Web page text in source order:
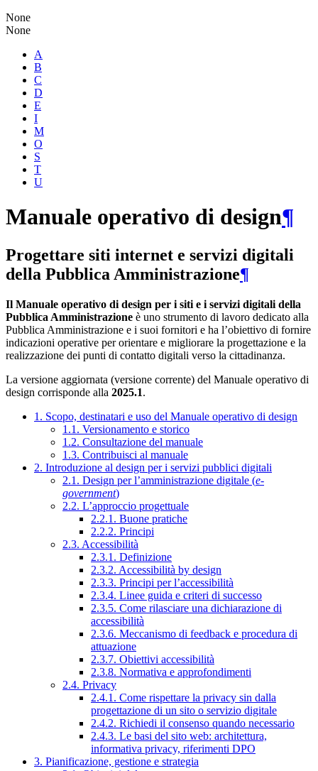
None
None
A
B
C
D
E
I
M
O
S
T
U
Manuale operativo di design¶
Progettare siti internet e servizi digitali
della Pubblica Amministrazione¶
Il Manuale operativo di design per i siti e i servizi digitali della
Pubblica Amministrazione è uno strumento di lavoro dedicato alla
Pubblica Amministrazione e i suoi fornitori e ha l’obiettivo di fornire
indicazioni operative per orientare e migliorare la progettazione e la
realizzazione dei punti di contatto digitali verso la cittadinanza.
La versione aggiornata (versione corrente) del Manuale operativo di
design corrisponde alla 2025.1.
1. Scopo, destinatari e uso del Manuale operativo di design
1.1. Versionamento e storico
1.2. Consultazione del manuale
1.3. Contribuisci al manuale
2. Introduzione al design per i servizi pubblici digitali
2.1. Design per l’amministrazione digitale (e-
government)
2.2. L’approccio progettuale
2.2.1. Buone pratiche
2.2.2. Principi
2.3. Accessibilità
2.3.1. Definizione
2.3.2. Accessibilità by design
2.3.3. Principi per l’accessibilità
2.3.4. Linee guida e criteri di successo
2.3.5. Come rilasciare una dichiarazione di
accessibilità
2.3.6. Meccanismo di feedback e procedura di
attuazione
2.3.7. Obiettivi accessibilità
2.3.8. Normativa e approfondimenti
2.4. Privacy
2.4.1. Come rispettare la privacy sin dalla
progettazione di un sito o servizio digitale
2.4.2. Richiedi il consenso quando necessario
2.4.3. Le basi del sito web: architettura,
informativa privacy, riferimenti DPO
3. Pianificazione, gestione e strategia